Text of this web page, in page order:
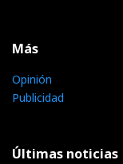
Más
Opinión
Publicidad
Últimas noticias